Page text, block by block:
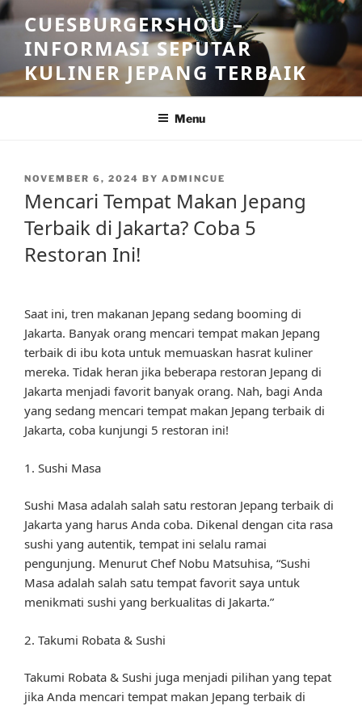
Skip
to
content
CUESBURGERSHOU –
INFORMASI SEPUTAR
KULINER JEPANG TERBAIK
Menu
POSTED
NOVEMBER 6, 2024 BY ADMINCUE
Mencari Tempat Makan Jepang
Terbaik di Jakarta? Coba 5
Restoran Ini!
Saat ini, tren makanan Jepang sedang booming di
Jakarta. Banyak orang mencari tempat makan Jepang
terbaik di ibu kota untuk memuaskan hasrat kuliner
mereka. Tidak heran jika beberapa restoran Jepang di
Jakarta menjadi favorit banyak orang. Nah, bagi Anda
yang sedang mencari tempat makan Jepang terbaik di
Jakarta, coba kunjungi 5 restoran ini!
1. Sushi Masa
Sushi Masa adalah salah satu restoran Jepang terbaik di
Jakarta yang harus Anda coba. Dikenal dengan cita rasa
sushi yang autentik, tempat ini selalu ramai
pengunjung. Menurut Chef Nobu Matsuhisa, “Sushi
Masa adalah salah satu tempat favorit saya untuk
menikmati sushi yang berkualitas di Jakarta.”
2. Takumi Robata & Sushi
Takumi Robata & Sushi juga menjadi pilihan yang tepat
jika Anda mencari tempat makan Jepang terbaik di